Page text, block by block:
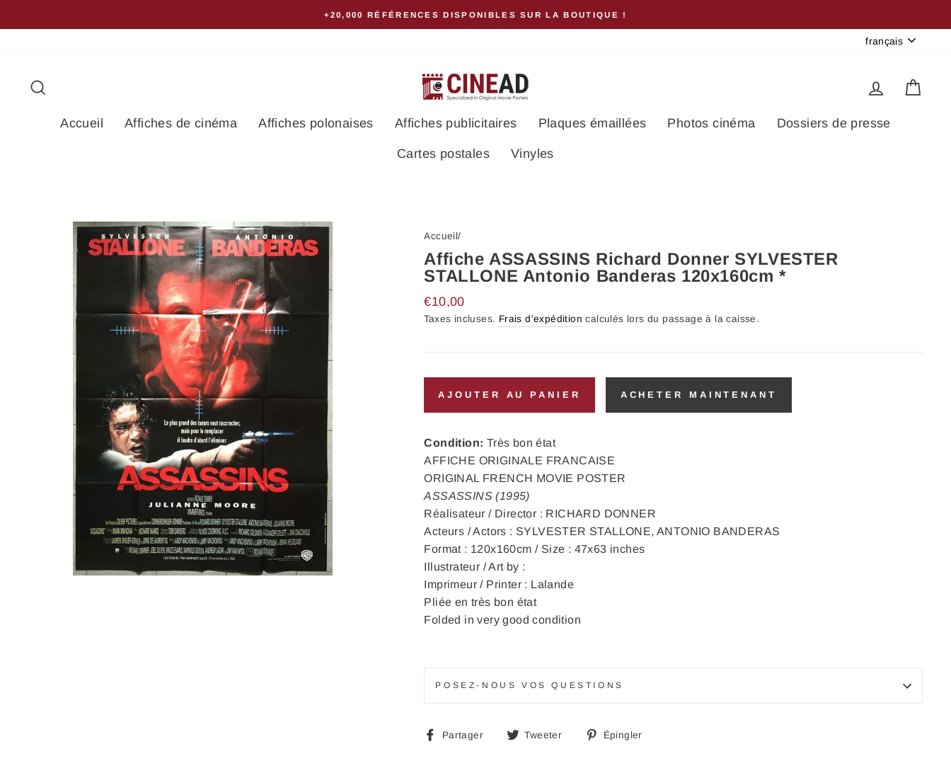
au
+20,000 RÉFÉRENCES DISPONIBLES SUR LA BOUTIQUE !
Langue
français
Se
Accueil Affiches de cinéma Affiches polonaises Affiches publicitaires Plaques émaillées Photos cinéma Dossiers de presse
Cartes postales Vinyles
Accueil/
Affiche ASSASSINS Richard Donner SYLVESTER
STALLONE Antonio Banderas 120x160cm *
Prix
régulier
€10,00
Taxes incluses. Frais d'expédition calculés lors du passage à la caisse.
AJOUTER AU PANIER ACHETER MAINTENANT
Condition: Très bon état
AFFICHE ORIGINALE FRANCAISE
ORIGINAL FRENCH MOVIE POSTER
ASSASSINS (1995)
Réalisateur / Director : RICHARD DONNER
Acteurs / Actors : SYLVESTER STALLONE, ANTONIO BANDERAS
Format : 120x160cm / Size : 47x63 inches
Illustrateur / Art by :
Imprimeur / Printer : Lalande
Pliée en très bon état
Folded in very good condition
POSEZ-NOUS VOS QUESTIONS
Partager
PartagerTweeter
TweeterÉpingler